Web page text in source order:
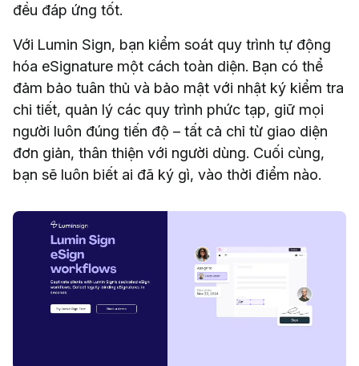
đều đáp ứng tốt.
Với Lumin Sign, bạn kiểm soát quy trình tự động
hóa eSignature một cách toàn diện. Bạn có thể
đảm bảo tuân thủ và bảo mật với nhật ký kiểm tra
chi tiết, quản lý các quy trình phức tạp, giữ mọi
người luôn đúng tiến độ – tất cả chỉ từ giao diện
đơn giản, thân thiện với người dùng. Cuối cùng,
bạn sẽ luôn biết ai đã ký gì, vào thời điểm nào.